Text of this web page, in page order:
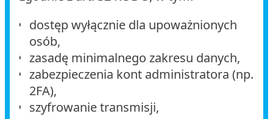
dostęp wyłącznie dla upoważnionych
osób,
zasadę minimalnego zakresu danych,
zabezpieczenia kont administratora (np.
2FA),
szyfrowanie transmisji,